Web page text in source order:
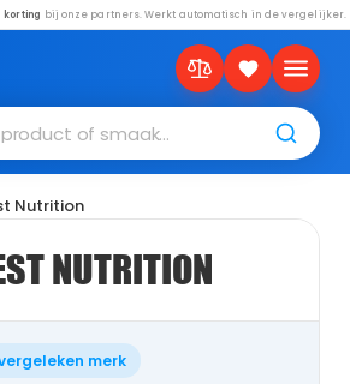
korting bij onze partners. Werkt automatisch in de vergelijker.
of smaak…
Nutrition
NUTRITION
merk